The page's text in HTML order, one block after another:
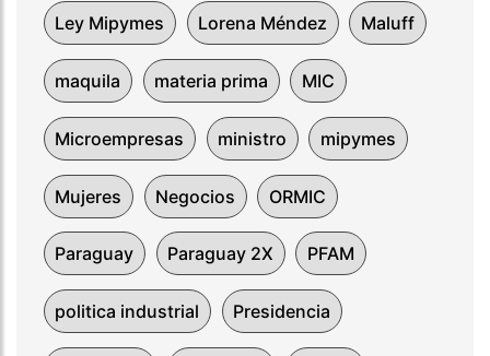
Ley Mipymes Lorena Méndez Maluff
maquila materia prima MIC
Microempresas ministro mipymes
Mujeres Negocios ORMIC
Paraguay Paraguay 2X PFAM
politica industrial Presidencia